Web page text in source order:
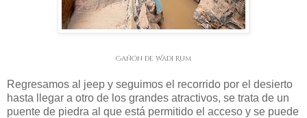
Cañón de Wadi Rum
Regresamos al jeep y seguimos el recorrido por el desierto
hasta llegar a otro de los grandes atractivos, se trata de un
puente de piedra al que está permitido el acceso y se puede